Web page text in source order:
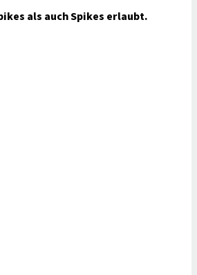
als auch Spikes erlaubt.